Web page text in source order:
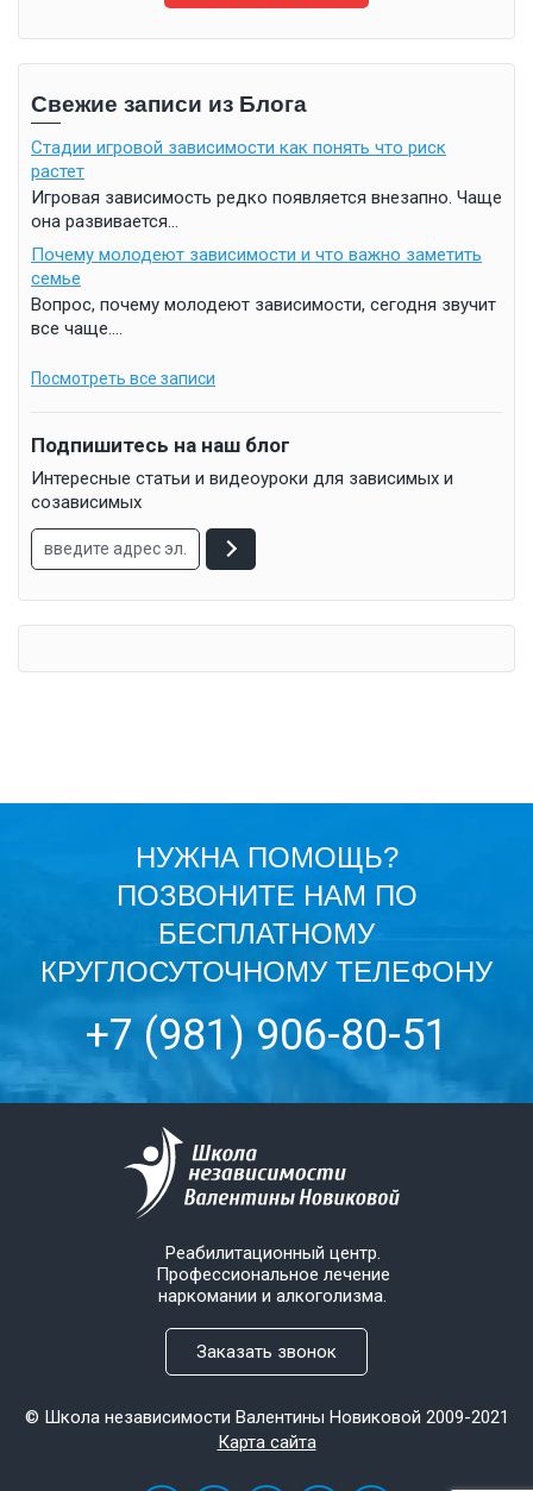
Свежие записи из Блога
Стадии игровой зависимости как понять что риск
растет
Игровая зависимость редко появляется внезапно. Чаще
она развивается...
Почему молодеют зависимости и что важно заметить
семье
Вопрос, почему молодеют зависимости, сегодня звучит
все чаще....
Посмотреть все записи
Подпишитесь на наш блог
Интересные статьи и видеоуроки для зависимых и
созависимых
НУЖНА ПОМОЩЬ?
ПОЗВОНИТЕ НАМ ПО
БЕСПЛАТНОМУ
КРУГЛОСУТОЧНОМУ ТЕЛЕФОНУ
+7 (981) 906-80-51
Реабилитационный центр.
Профессиональное лечение
наркомании и алкоголизма.
Заказать звонок
© Школа независимости Валентины Новиковой 2009-2021
Карта сайта